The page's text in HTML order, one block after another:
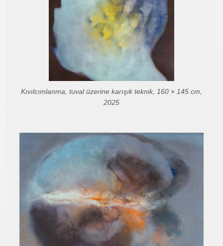
Kıvılcımlanma, tuval üzerine karışık teknik, 160 × 145 cm,
2025